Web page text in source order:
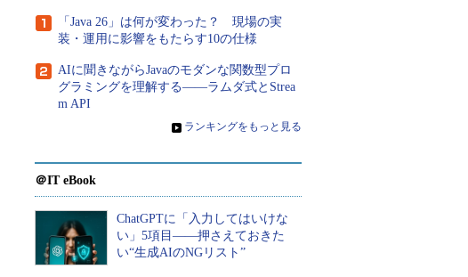
「Java 26」は何が変わった？ 現場の実
装・運用に影響をもたらす10の仕様
AIに聞きながらJavaのモダンな関数型プロ
グラミングを理解する――ラムダ式とStrea
m API
» ランキングをもっと見る
＠IT eBook
ChatGPTに「入力してはいけな
い」5項目――押さえておきた
い“生成AIのNGリスト”